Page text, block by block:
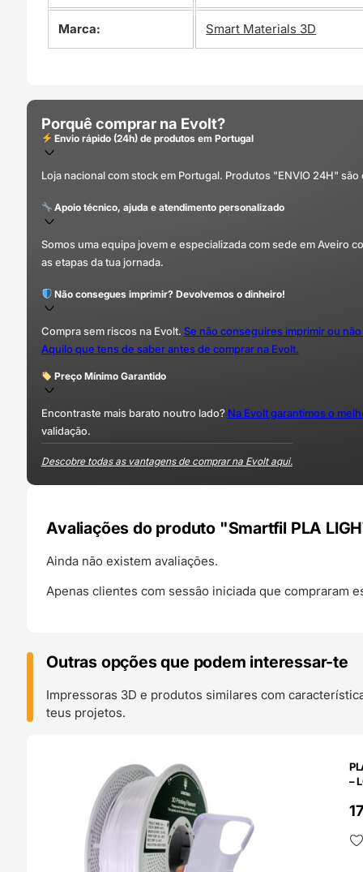
Marca: Smart Materials 3D
Porquê comprar na Evolt?
Envio rápido (24h) de produtos em Portugal
Loja nacional com stock em Portugal. Produtos "ENVIO 24H"
Apoio técnico, ajuda e atendimento personalizado
Somos uma equipa jovem e especializada com sede em Aveiro
as etapas da tua jornada.
Não consegues imprimir? Devolvemos o dinheiro!
Compra sem riscos na Evolt. Se não conseguires imprimir ou
Aquilo que tens de saber antes de comprar na Evolt.
Preço Mínimo Garantido
Encontraste mais barato noutro lado? Na Evolt garantimos o
validação.
Descobre todas as vantagens de comprar na Evolt aqui.
Avaliações do produto "Smartfil PLA
Ainda não existem avaliações.
Apenas clientes com sessão iniciada que compraram
Outras opções que podem interessar-te
Impressoras 3D e produtos similares com
teus projetos.
–